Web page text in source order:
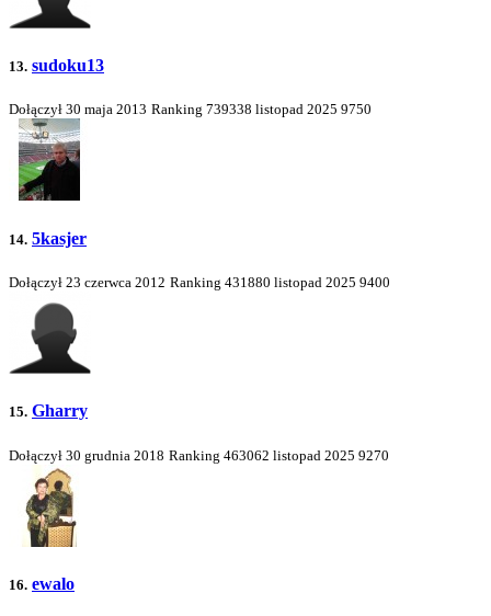
13. sudoku13
Dołączył 30 maja 2013 Ranking 739338 listopad 2025 9750
14. 5kasjer
Dołączył 23 czerwca 2012 Ranking 431880 listopad 2025 9400
15. Gharry
Dołączył 30 grudnia 2018 Ranking 463062 listopad 2025 9270
16. ewalo